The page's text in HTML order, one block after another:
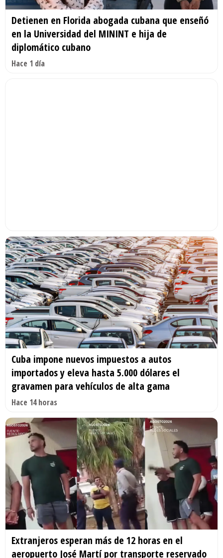
Detienen en Florida abogada cubana que enseñó
en la Universidad del MININT e hija de
diplomático cubano
Hace 1 día
Cuba impone nuevos impuestos a autos
importados y eleva hasta 5.000 dólares el
gravamen para vehículos de alta gama
Hace 14 horas
Extranjeros esperan más de 12 horas en el
aeropuerto José Martí por transporte reservado